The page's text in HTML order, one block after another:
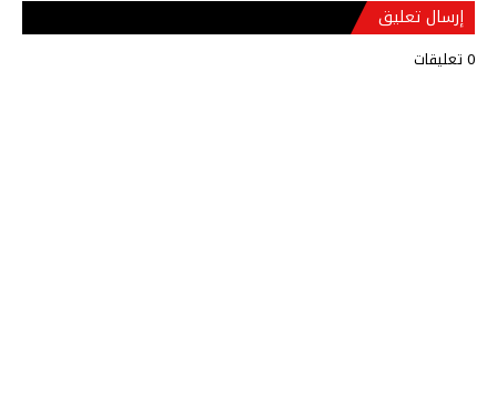
إرسال تعليق
0 تعليقات